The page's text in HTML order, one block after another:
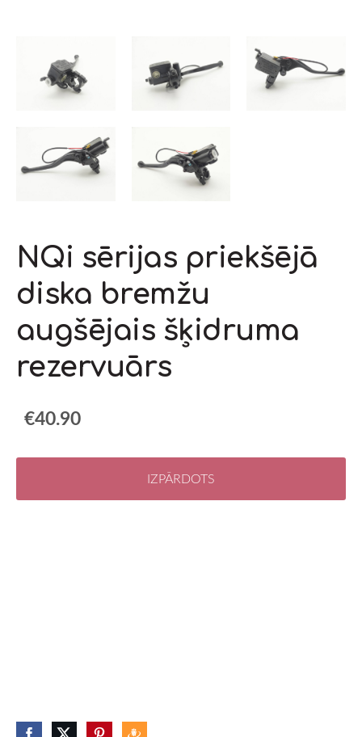
NQi sērijas priekšējā
diska bremžu
augšējais šķidruma
rezervuārs
€40.90
IZPĀRDOTS